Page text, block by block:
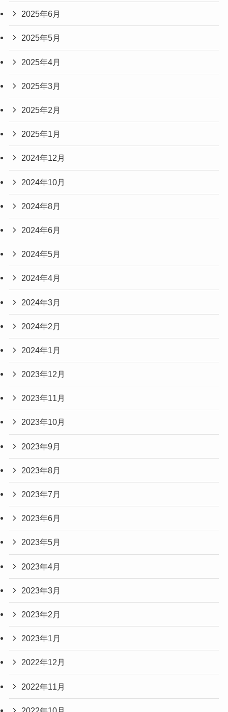
2025年6月
2025年5月
2025年4月
2025年3月
2025年2月
2025年1月
2024年12月
2024年10月
2024年8月
2024年6月
2024年5月
2024年4月
2024年3月
2024年2月
2024年1月
2023年12月
2023年11月
2023年10月
2023年9月
2023年8月
2023年7月
2023年6月
2023年5月
2023年4月
2023年3月
2023年2月
2023年1月
2022年12月
2022年11月